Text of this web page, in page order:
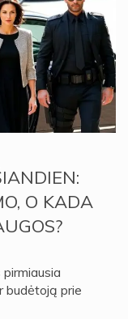
O KADA
budėtoją prie